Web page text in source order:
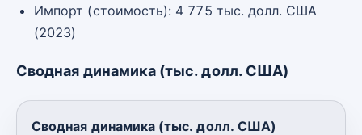
Импорт (стоимость): 4 775 тыс. долл. США
(2023)
Сводная динамика (тыс. долл. США)
Сводная динамика (тыс. долл. США)